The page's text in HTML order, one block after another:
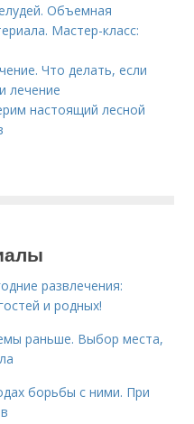
Объемная
Мастер-класс:
Что делать, если
лечение
настоящий лесной
развлечения:
и родных!
раньше. Выбор места,
борьбы с ними. При